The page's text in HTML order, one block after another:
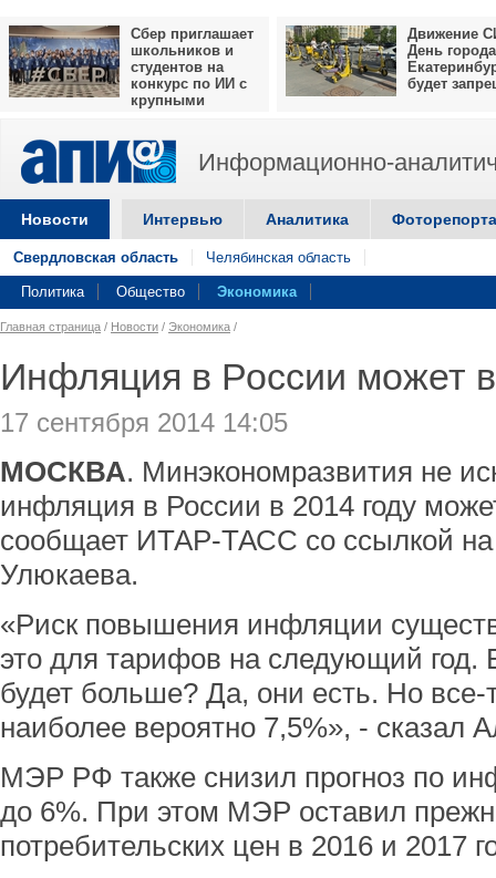
Сбер приглашает
школьников и
студентов на
конкурс по ИИ с
крупными
Движение
День города
будет
Информационно-
Новости Интервью Аналитика
Свердловская область Челябинская область
Политика Общество Экономика
Главная страница / Новости / Экономика /
Инфляция в России может
17 сентября 2014 14:05
МОСКВА. Минэкономразвития не
инфляция в России в 2014 году
сообщает ИТАР-ТАСС со ссылкой
Улюкаева.
«Риск повышения инфляции
это для тарифов на следующий год.
будет больше? Да, они есть. Но
наиболее вероятно 7,5%», - сказал
МЭР РФ также снизил прогноз по
до 6%. При этом МЭР оставил
потребительских цен в 2016 и 2017